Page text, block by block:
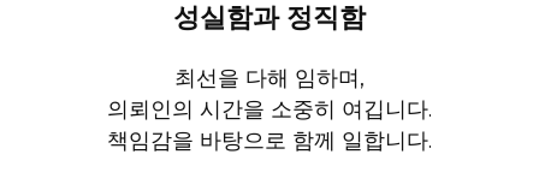
성실함과 정직함
최선을 다해 임하며,
의뢰인의 시간을 소중히 여깁니다.
책임감을 바탕으로 함께 일합니다.